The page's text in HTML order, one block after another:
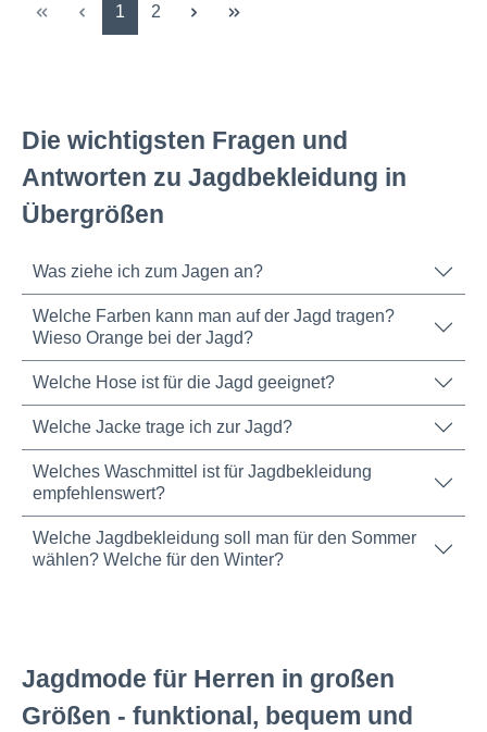
Seite
1 Seite
2
Die wichtigsten Fragen und
Antworten zu Jagdbekleidung in
Übergrößen
Was ziehe ich zum Jagen an?
Welche Farben kann man auf der Jagd tragen?
Wieso Orange bei der Jagd?
Welche Hose ist für die Jagd geeignet?
Welche Jacke trage ich zur Jagd?
Welches Waschmittel ist für Jagdbekleidung
empfehlenswert?
Welche Jagdbekleidung soll man für den Sommer
wählen? Welche für den Winter?
Jagdmode für Herren in großen
Größen - funktional, bequem und